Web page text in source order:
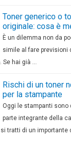
Toner generico o
originale: cosa è
È un dilemma non da
simile al fare previsioni
hai già …
Rischi di un toner
per la stampante
Oggi le stampanti sono
parte integrante della
si tratti di un importante